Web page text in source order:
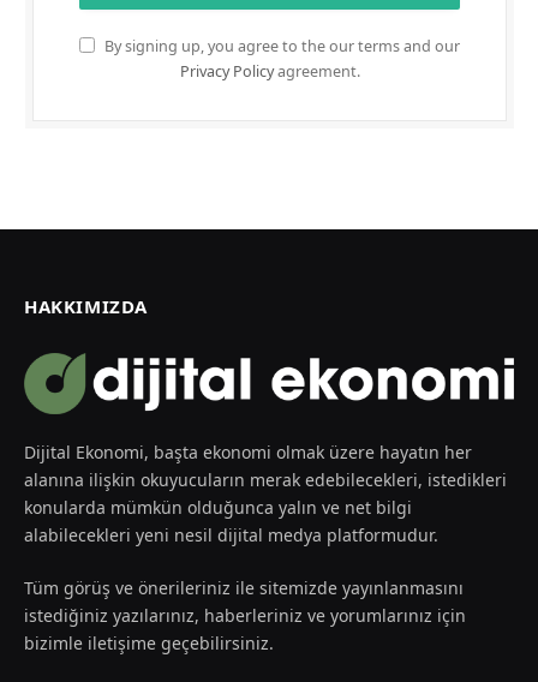
By signing up, you agree to the our terms and our
Privacy Policyagreement.
HAKKIMIZDA
Dijital Ekonomi, başta ekonomi olmak üzere hayatın her
alanına ilişkin okuyucuların merak edebilecekleri, istedikleri
konularda mümkün olduğunca yalın ve net bilgi
alabilecekleri yeni nesil dijital medya platformudur.
Tüm görüş ve önerileriniz ile sitemizde yayınlanmasını
istediğiniz yazılarınız, haberleriniz ve yorumlarınız için
bizimle iletişime geçebilirsiniz.